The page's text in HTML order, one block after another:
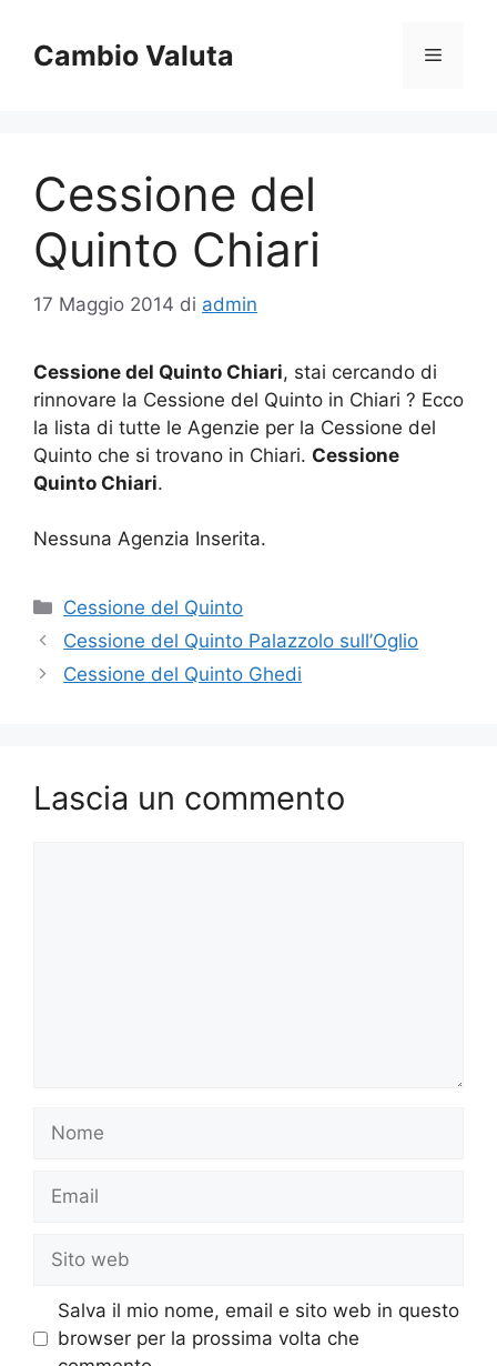
contenuto
Cambio Valuta Menu
Cessione del
Quinto Chiari
17 Maggio 2014 di admin
Cessione del Quinto Chiari, stai cercando di
rinnovare la Cessione del Quinto in Chiari ? Ecco
la lista di tutte le Agenzie per la Cessione del
Quinto che si trovano in Chiari. Cessione
Quinto Chiari.
Nessuna Agenzia Inserita.
Categorie
Cessione del Quinto
Cessione del Quinto Palazzolo sull’Oglio
Cessione del Quinto Ghedi
Lascia un commento
Nome
Email
Sito
web
Salva il mio nome, email e sito web in questo
browser per la prossima volta che